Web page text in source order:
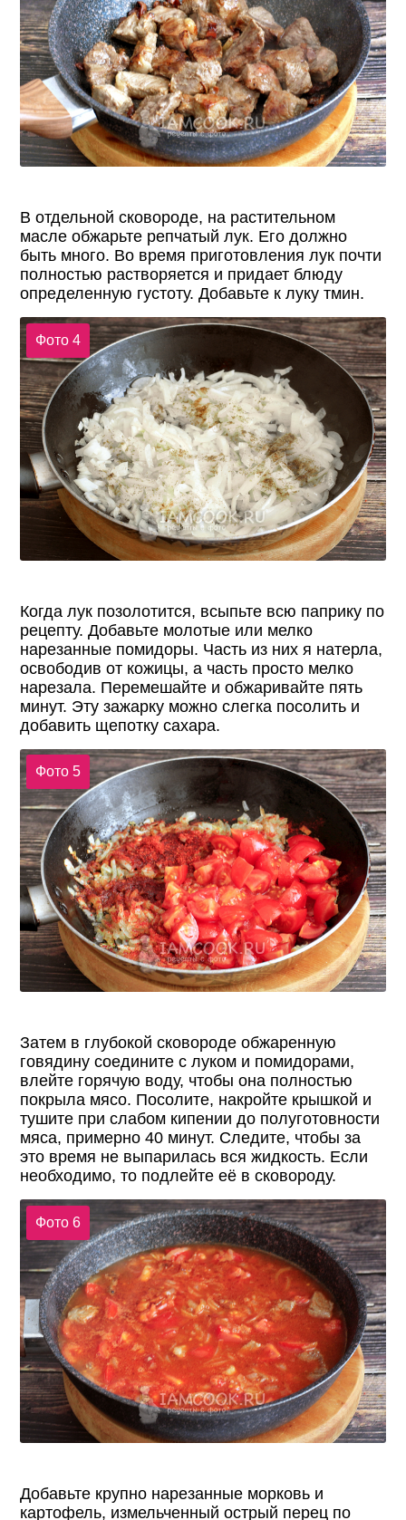
В отдельной сковороде, на растительном
масле обжарьте репчатый лук. Его должно
быть много. Во время приготовления лук почти
полностью растворяется и придает блюду
определенную густоту. Добавьте к луку тмин.
Фото 4
Когда лук позолотится, всыпьте всю паприку по
рецепту. Добавьте молотые или мелко
нарезанные помидоры. Часть из них я натерла,
освободив от кожицы, а часть просто мелко
нарезала. Перемешайте и обжаривайте пять
минут. Эту зажарку можно слегка посолить и
добавить щепотку сахара.
Фото 5
Затем в глубокой сковороде обжаренную
говядину соедините с луком и помидорами,
влейте горячую воду, чтобы она полностью
покрыла мясо. Посолите, накройте крышкой и
тушите при слабом кипении до полуготовности
мяса, примерно 40 минут. Следите, чтобы за
это время не выпарилась вся жидкость. Если
необходимо, то подлейте её в сковороду.
Фото 6
Добавьте крупно нарезанные морковь и
картофель, измельченный острый перец по